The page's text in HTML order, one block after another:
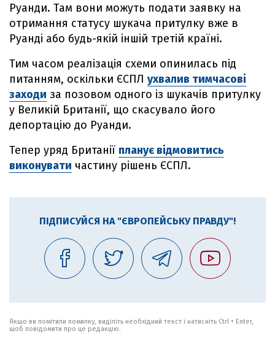
Руанди. Там вони можуть подати заявку на
отримання статусу шукача притулку вже в
Руанді або будь-якій іншій третій країні.
Тим часом реалізація схеми опинилась під
питанням, оскільки ЄСПЛ ухвалив тимчасові
заходи за позовом одного із шукачів притулку
у Великій Британії, що скасувало його
депортацію до Руанди.
Тепер уряд Британії планує відмовитись
виконувати частину рішень ЄСПЛ.
ПІДПИСУЙСЯ НА "ЄВРОПЕЙСЬКУ ПРАВДУ"!
Якщо ви помітили помилку, виділіть необхідний текст і натисніть Ctrl + Enter,
щоб повідомити про це редакцію.